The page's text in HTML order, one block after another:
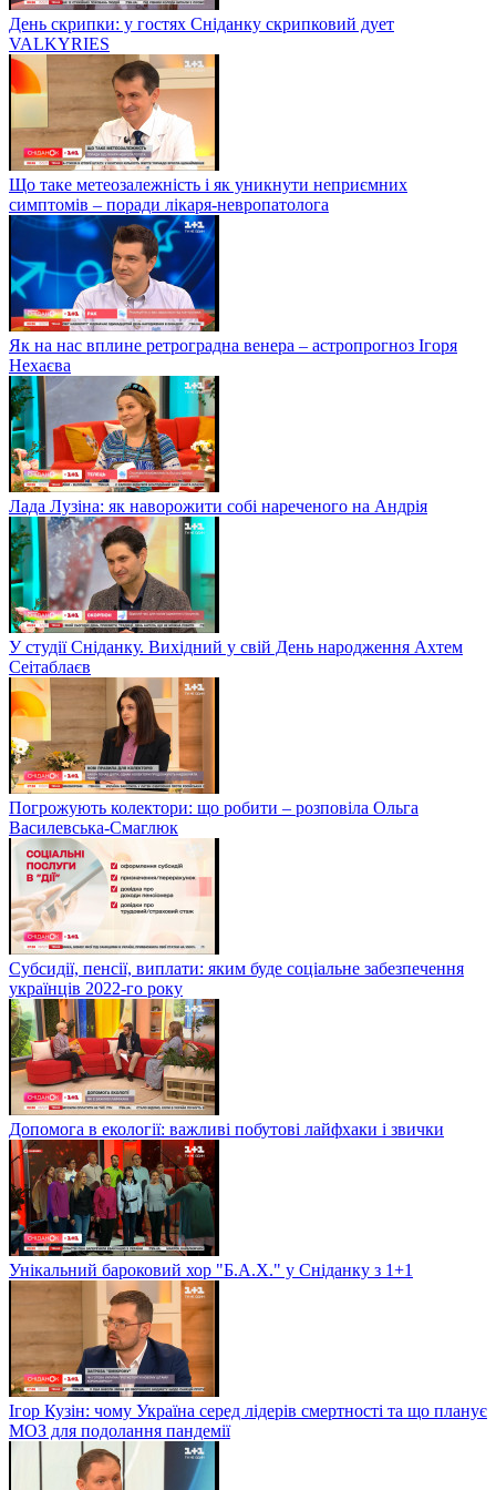
День скрипки: у гостях Сніданку скрипковий дует
VALKYRIES
Що таке метеозалежність і як уникнути неприємних
симптомів – поради лікаря-невропатолога
Як на нас вплине ретроградна венера – астропрогноз Ігоря
Нехаєва
Лада Лузіна: як наворожити собі нареченого на Андрія
У студії Сніданку. Вихідний у свій День народження Ахтем
Сеітаблаєв
Погрожують колектори: що робити – розповіла Ольга
Василевська-Смаглюк
Субсидії, пенсії, виплати: яким буде соціальне забезпечення
українців 2022-го року
Допомога в екології: важливі побутові лайфхаки і звички
Унікальний бароковий хор "Б.А.Х." у Сніданку з 1+1
Ігор Кузін: чому Україна серед лідерів смертності та що планує
МОЗ для подолання пандемії